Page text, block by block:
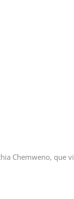
Chemweno, que